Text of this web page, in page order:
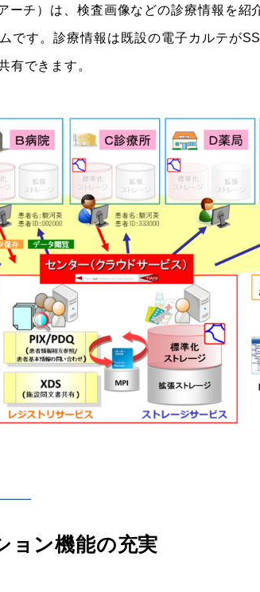
ーチ）は、検査画像などの診療情報を
です。診療情報は既設の電子カルテが
有できます。
ョン機能の充実